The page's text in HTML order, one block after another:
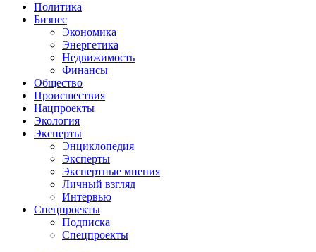
Политика
Бизнес
Экономика
Энергетика
Недвижимость
Финансы
Общество
Происшествия
Нацпроекты
Экология
Эксперты
Энциклопедия
Эксперты
Экспертные мнения
Личный взгляд
Интервью
Спецпроекты
Подписка
Спецпроекты